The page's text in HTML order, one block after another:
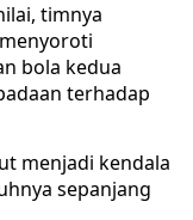
timnya
bola kedua
terhadap
menjadi kendala
sepanjang